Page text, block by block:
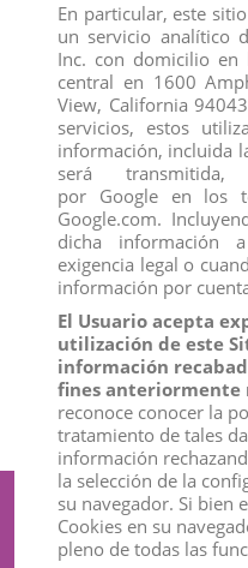
CHIBI MASTERS NARUTO , EXP 12
UDS
View
Suscríbete a
En particular, este
un servicio analítico
Inc. con domicilio en
central en 1600
View, California
servicios, estos
información, incluida
será
por Google en los
Google.com.
dicha información
exigencia legal o
información por
El Usuario acepta
utilización de este
información
fines anteriormente
reconoce conocer la
tratamiento de tales
información
la selección de la
su navegador. Si bien
Cookies en su
pleno de todas las